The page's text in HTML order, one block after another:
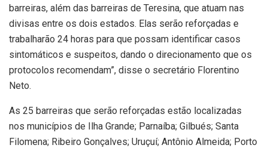
barreiras, além das barreiras de Teresina, que atuam nas
divisas entre os dois estados. Elas serão reforçadas e
trabalharão 24 horas para que possam identificar casos
sintomáticos e suspeitos, dando o direcionamento que os
protocolos recomendam”, disse o secretário Florentino
Neto.
As 25 barreiras que serão reforçadas estão localizadas
nos municípios de Ilha Grande; Parnaíba; Gilbués; Santa
Filomena; Ribeiro Gonçalves; Uruçuí; Antônio Almeida; Porto